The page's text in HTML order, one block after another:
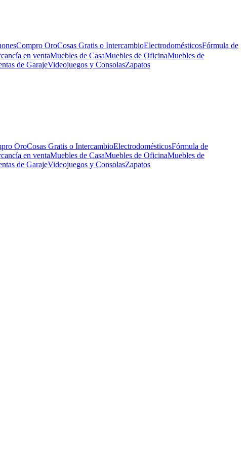
Compro OroCosas Gratis o IntercambioElectrodomésticosFórmula de
en ventaMuebles de CasaMuebles de OficinaMuebles de
de GarajeVideojuegos y ConsolasZapatos
OroCosas Gratis o IntercambioElectrodomésticosFórmula de
en ventaMuebles de CasaMuebles de OficinaMuebles de
de GarajeVideojuegos y ConsolasZapatos